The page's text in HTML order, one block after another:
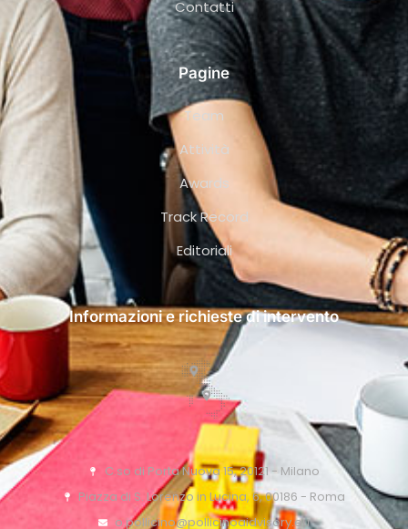
Contatti
Pagine
Team
Attività
Awards
Track Record
Editoriali
Informazioni e richieste di intervento
C.so di Porta Nuova 15, 20121 - Milano
Piazza di S. Lorenzo in Lucina, 6, 00186 - Roma
o.pollicino@pollicinoaidvisory.eu